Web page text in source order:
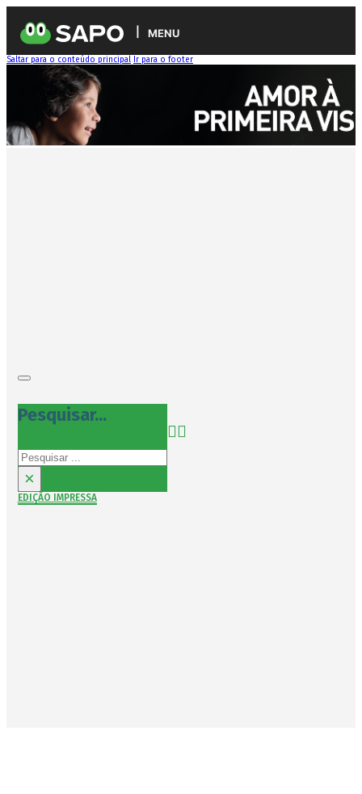
MENU
Saltar para o conteúdo principal Ir para o footer
Pesquisar...
Pesquisar
×
EDIÇÃO IMPRESSA